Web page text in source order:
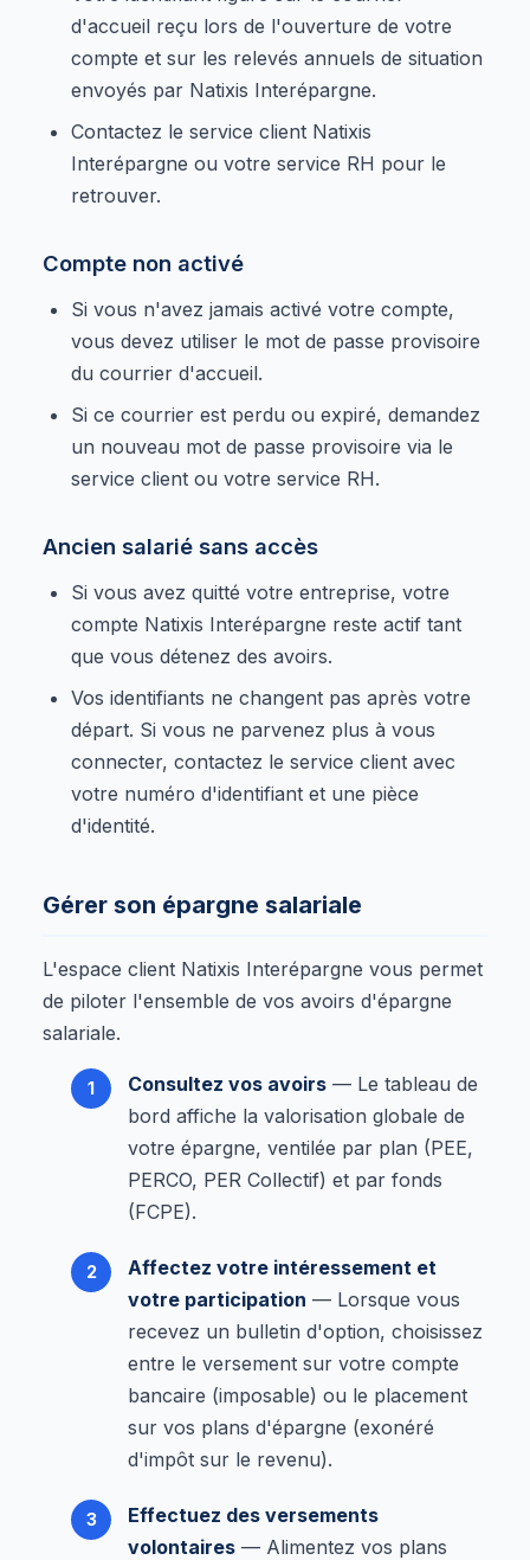
d'accueil reçu lors de l'ouverture de votre
compte et sur les relevés annuels de situation
envoyés par Natixis Interépargne.
Contactez le service client Natixis
Interépargne ou votre service RH pour le
retrouver.
Compte non activé
Si vous n'avez jamais activé votre compte,
vous devez utiliser le mot de passe provisoire
du courrier d'accueil.
Si ce courrier est perdu ou expiré, demandez
un nouveau mot de passe provisoire via le
service client ou votre service RH.
Ancien salarié sans accès
Si vous avez quitté votre entreprise, votre
compte Natixis Interépargne reste actif tant
que vous détenez des avoirs.
Vos identifiants ne changent pas après votre
départ. Si vous ne parvenez plus à vous
connecter, contactez le service client avec
votre numéro d'identifiant et une pièce
d'identité.
Gérer son épargne salariale
L'espace client Natixis Interépargne vous permet
de piloter l'ensemble de vos avoirs d'épargne
salariale.
Consultez vos avoirs — Le tableau de
bord affiche la valorisation globale de
votre épargne, ventilée par plan (PEE,
PERCO, PER Collectif) et par fonds
(FCPE).
Affectez votre intéressement et
votre participation — Lorsque vous
recevez un bulletin d'option, choisissez
entre le versement sur votre compte
bancaire (imposable) ou le placement
sur vos plans d'épargne (exonéré
d'impôt sur le revenu).
Effectuez des versements
volontaires — Alimentez vos plans